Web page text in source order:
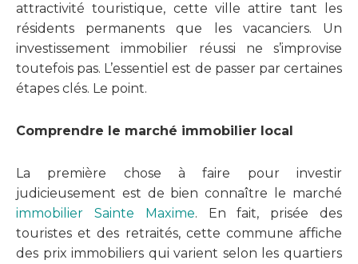
attractivité touristique, cette ville attire tant les
résidents permanents que les vacanciers. Un
investissement immobilier réussi ne s’improvise
toutefois pas. L’essentiel est de passer par certaines
étapes clés. Le point.
Comprendre le marché immobilier local
La première chose à faire pour investir
judicieusement est de bien connaître le marché
immobilier Sainte Maxime. En fait, prisée des
touristes et des retraités, cette commune affiche
des prix immobiliers qui varient selon les quartiers